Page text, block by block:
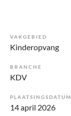
VAKGEBIED
Kinderopvang
BRANCHE
KDV
PLAATSINGSDATUM
14 april 2026